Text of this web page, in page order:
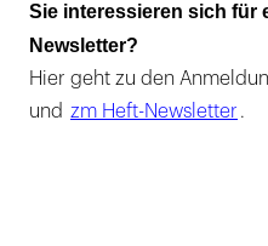
Sie interessieren sich für
Newsletter?
Hier geht zu den
und zm Heft-Newsletter .